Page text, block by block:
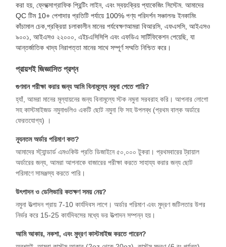
বাড়ি পণ্য আমাদের সম্বন্ধে
করা হয়, ফ্লেক্সোগ্রাফিক প্রিন্টিং লাইন, এবং স্বয়ংক্রিয় প্যাকেজিং সিস্টেম. আমাদের
QC টিম 10+ পেশাদার প্রতিটি পর্যায়ে 100% পণ্য পরিদর্শন সঞ্চালনঃ ইনকামিং
কাঁচামাল চেক,প্রক্রিয়া চলাকালীন মানের পর্যবেক্ষণআমরা বিআরসি, এফএসসি, আইএসও
৯০০১, আইএসও ২২০০০, এইচএসিসিপি এবং এফডিএ সার্টিফিকেশন পেয়েছি, যা
আন্তর্জাতিক খাদ্য নিরাপত্তা মানের সাথে সম্পূর্ণ সম্মতি নিশ্চিত করে।
প্রায়শই জিজ্ঞাসিত প্রশ্ন
গুণমান পরীক্ষা করার জন্য আমি বিনামূল্যে নমুনা পেতে পারি?
হ্যাঁ, আমরা মানের মূল্যায়নের জন্য বিনামূল্যে স্টক নমুনা সরবরাহ করি। আপনার লোগো
সহ কাস্টমাইজড নমুনাগুলিও একটি ছোট নমুনা ফি সহ উপলব্ধ (প্রথম বাল্ক অর্ডারে
ফেরতযোগ্য) ।
ন্যূনতম অর্ডার পরিমাণ কত?
আমাদের স্ট্যান্ডার্ড এমওকিউ প্রতি ডিজাইনে ৫০,০০০ টুকরা। প্রথমবারের ট্রায়াল
অর্ডারের জন্য, আমরা আপনাকে বাজারের পরীক্ষা করতে সাহায্য করার জন্য ছোট
পরিমাণে সামঞ্জস্য করতে পারি।
উৎপাদন ও ডেলিভারি কতক্ষণ সময় নেয়?
নমুনা উত্পাদন প্রায় 7-10 কার্যদিবস লাগে। অর্ডার পরিমাণ এবং মুদ্রণ জটিলতার উপর
নির্ভর করে 15-25 কার্যদিবসের মধ্যে ভর উত্পাদন সম্পন্ন হয়।
আমি আকার, নকশা, এবং মুদ্রণ কাস্টমাইজ করতে পারেন?